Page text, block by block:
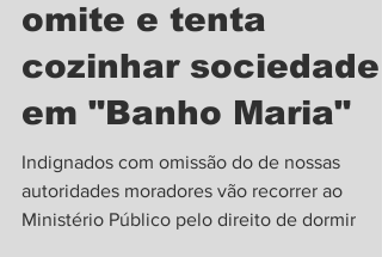
Barulho: Prefeito se
omite e tenta
cozinhar sociedade
em "Banho Maria"
Indignados com omissão do de nossas